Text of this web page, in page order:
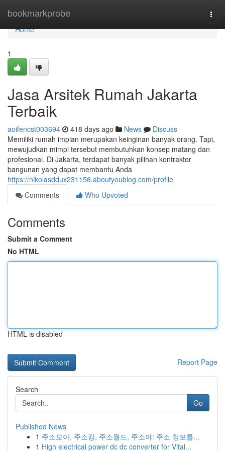
bookmarkprobe
Home
Home
1
Jasa Arsitek Rumah Jakarta
Terbaik
aoifencst003694 418 days ago News
Discuss
Memiliki rumah impian merupakan keinginan banyak orang. Tapi,
mewujudkan mimpi tersebut membutuhkan konsep matang dan
profesional. Di Jakarta, terdapat banyak pilihan kontraktor
bangunan yang dapat membantu Anda
https://nikolasddux231156.aboutyoublog.com/profile
Comments
Who Upvoted
Comments
Submit a Comment
No HTML
HTML is disabled
Report Page
Search
Go
Published News
1 주소모아, 주소킹, 주소월드, 주소야: 주소 정보를...
1 High electrical power dc dc converter for Vital...